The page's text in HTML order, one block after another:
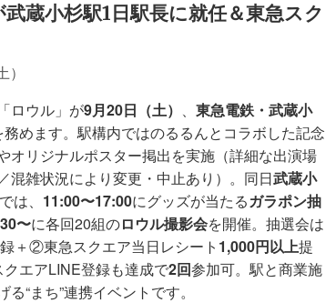
蔵小杉駅1日駅長に就任＆東急スク
ロウル」が9月20日（土） 、 東急電鉄・武蔵小
務めます。駅構内ではのるるんとコラボした記念
オリジナルポスター掲出を実施（詳細な出演場
混雑状況により変更・中止あり）。同日武蔵小
は、 11:00〜17:00にグッズが当たるガラポン抽
〜に各回20組のロウル撮影会を開催。抽選会は
＋②東急スクエア当日レシート 1,000円以上提
エアLINE登録も達成で2回参加可。駅と商業施
“まち”連携イベントです。